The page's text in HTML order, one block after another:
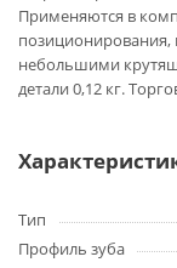
Применяются в
небольшими
детали 0,12 кг.
Тип
Профиль зуба